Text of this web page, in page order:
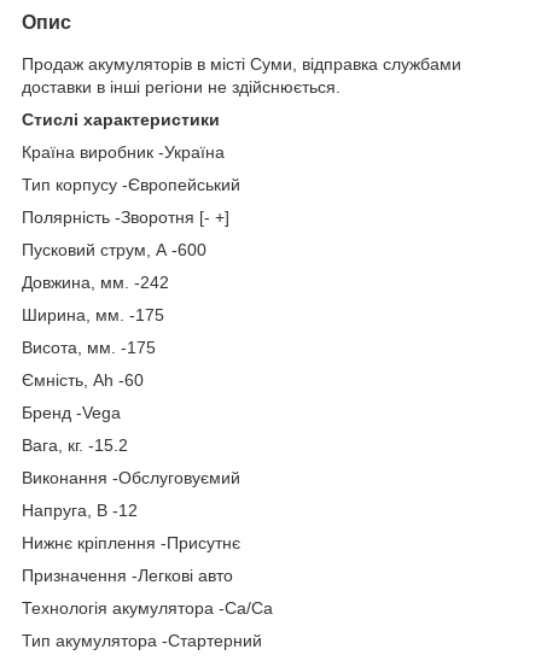
Опис
Продаж акумуляторів в місті Суми, відправка службами
доставки в інші регіони не здійснюється.
Стислі характеристики
Країна виробник -Україна
Тип корпусу -Європейський
Полярність -Зворотня [- +]
Пусковий струм, А -600
Довжина, мм. -242
Ширина, мм. -175
Висота, мм. -175
Ємність, Ah -60
Бренд -Vega
Вага, кг. -15.2
Виконання -Обслуговуємий
Напруга, В -12
Нижнє кріплення -Присутнє
Призначення -Легкові авто
Технологія акумулятора -Са/Са
Тип акумулятора -Стартерний